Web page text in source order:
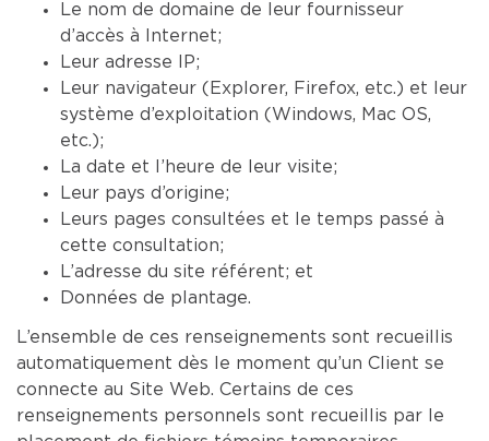
Le nom de domaine de leur fournisseur
d’accès à Internet;
Leur adresse IP;
Leur navigateur (Explorer, Firefox, etc.) et leur
système d’exploitation (Windows, Mac OS,
etc.);
La date et l’heure de leur visite;
Leur pays d’origine;
Leurs pages consultées et le temps passé à
cette consultation;
L’adresse du site référent; et
Données de plantage.
L’ensemble de ces renseignements sont recueillis
automatiquement dès le moment qu’un Client se
connecte au Site Web. Certains de ces
renseignements personnels sont recueillis par le